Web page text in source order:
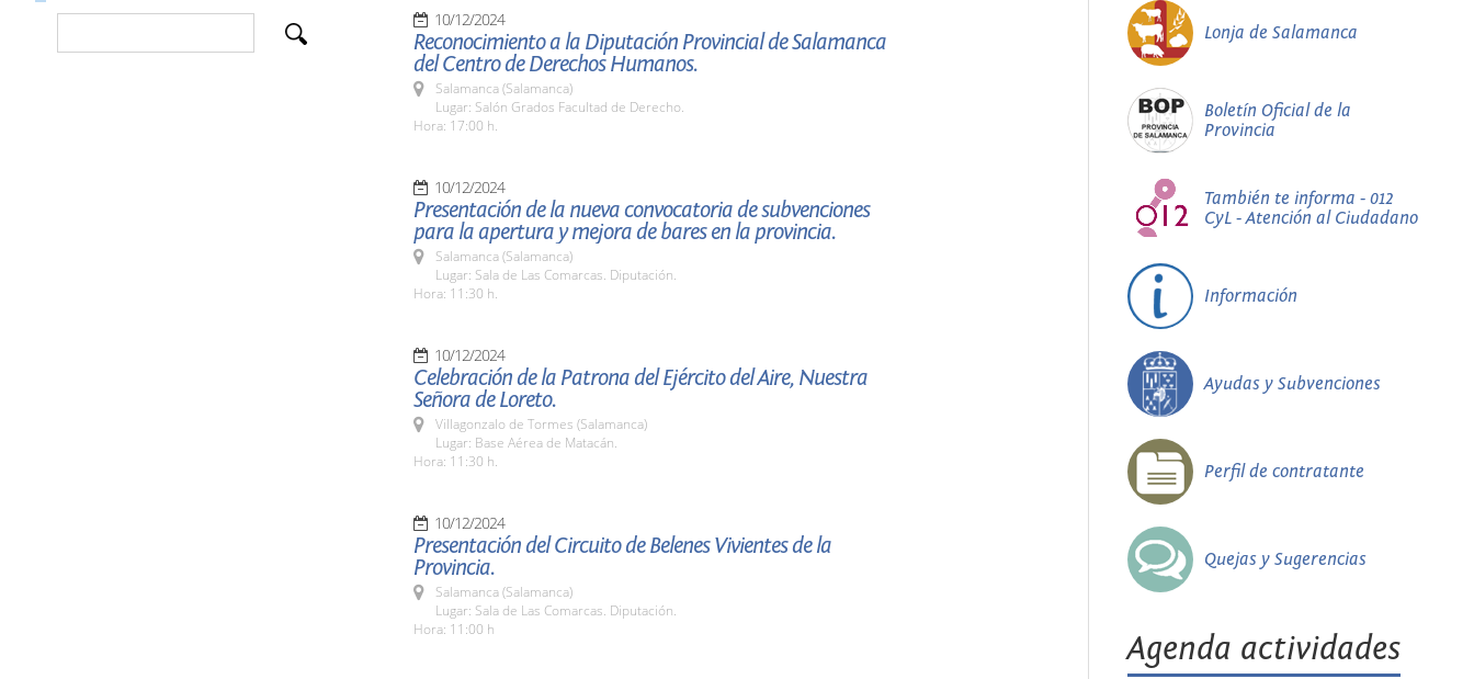
10/12/2024
Reconocimiento a la Diputación Provincial de Salamanca
del Centro de Derechos Humanos.
Salamanca (Salamanca)
Lugar: Salón Grados Facultad de Derecho.
Hora: 17:00 h.
10/12/2024
Presentación de la nueva convocatoria de subvenciones
para la apertura y mejora de bares en la provincia.
Salamanca (Salamanca)
Lugar: Sala de Las Comarcas. Diputación.
Hora: 11:30 h.
10/12/2024
Celebración de la Patrona del Ejército del Aire, Nuestra
Señora de Loreto.
Villagonzalo de Tormes (Salamanca)
Lugar: Base Aérea de Matacán.
Hora: 11:30 h.
10/12/2024
Presentación del Circuito de Belenes Vivientes de la
Provincia.
Salamanca (Salamanca)
Lugar: Sala de Las Comarcas. Diputación.
Hora: 11:00 h
Lonja de Salamanca
Boletín Oficial de la
Provincia
También te informa - 012
CyL - Atención al Ciudadano
Información
Ayudas y Subvenciones
Perfil de contratante
Quejas y Sugerencias
Agenda actividades